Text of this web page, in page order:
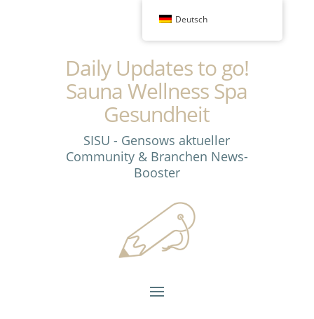
Daily Updates to go!
Sauna Wellness Spa
Gesundheit
SISU - Gensows aktueller
Community & Branchen News-
Booster
Deutsch